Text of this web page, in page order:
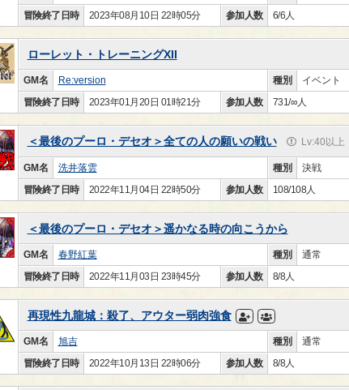
冒険終了日時
2023年08月10日 22時05分 参加人数 6/6人
ローレット・トレーニングXII
GM名 Re:version 種別 イベント
冒険終了日時
2023年01月20日 01時21分 参加人数 731/∞人
＜最後のプーロ・デセオ＞全ての人の願いの戦い Lv:40以上
GM名 洗井落雲 種別 決戦
冒険終了日時
2022年11月04日 22時50分 参加人数 108/108人
＜最後のプーロ・デセオ＞遥かなる時の向こうから
GM名 春野紅葉 種別 通常
冒険終了日時
2022年11月03日 23時45分 参加人数 8/8人
再現性九龍城：殺了、アウター弱肉強食
GM名 旭吉 種別 通常
冒険終了日時
2022年10月13日 22時06分 参加人数 8/8人